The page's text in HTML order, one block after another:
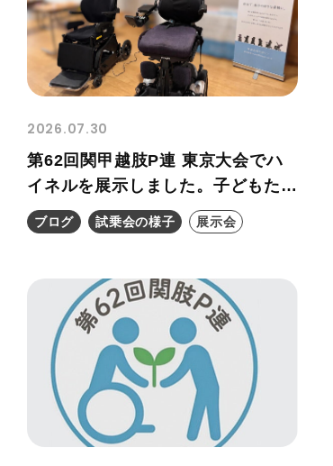
2026.07.30
第62回関甲越肢P連 東京大会でハ
イネルを展示しました。子どもたち
にとっての電動昇降機能の必要性
ブログ 試乗会の様子 展示会